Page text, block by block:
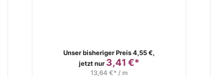
Verkaufspreis
Unser bisheriger Preis 4,55 €,
jetzt nur Preis
3,41 €*
13,64 €* / m